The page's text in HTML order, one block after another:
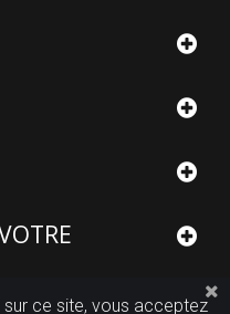
ce site, vous acceptez